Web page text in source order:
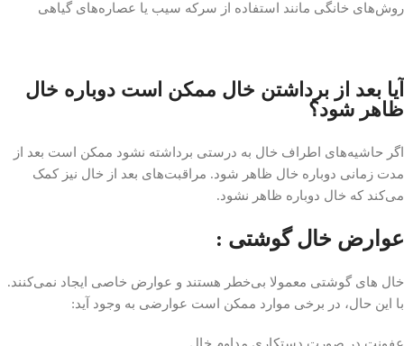
روش‌های خانگی مانند استفاده از سرکه سیب یا عصاره‌های گیاهی
آیا بعد از برداشتن خال ممکن است دوباره خال
ظاهر شود؟
اگر حاشیه‌های اطراف خال به درستی برداشته نشود ممکن است بعد از
مدت زمانی دوباره خال ظاهر شود. مراقبت‌های بعد از خال نیز کمک
می‌کند که خال دوباره ظاهر نشود.
عوارض خال گوشتی :
خال های گوشتی معمولا بی‌خطر هستند و عوارض خاصی ایجاد نمی‌کنند.
با این حال، در برخی موارد ممکن است عوارضی به وجود آید: